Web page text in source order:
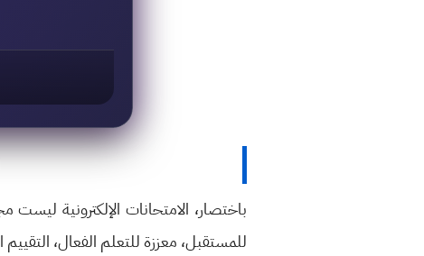
باختصار، الامتحانات الإلكترونية
للمستقبل، معززة للتعلم الفعال، التقييم